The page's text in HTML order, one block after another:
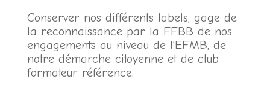
Conserver nos différents labels, gage de
la reconnaissance par la FFBB de nos
engagements au niveau de l’EFMB, de
notre démarche citoyenne et de club
formateur référence.